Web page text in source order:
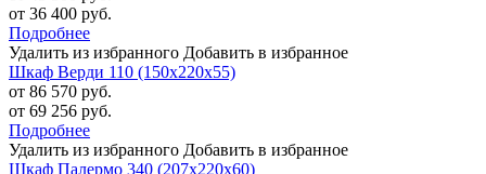
от 36 400 руб.
Подробнее
Удалить из избранного Добавить в избранное
Шкаф Верди 110 (150х220х55)
от 86 570 руб.
от 69 256 руб.
Подробнее
Удалить из избранного Добавить в избранное
Шкаф Палермо 340 (207х220х60)